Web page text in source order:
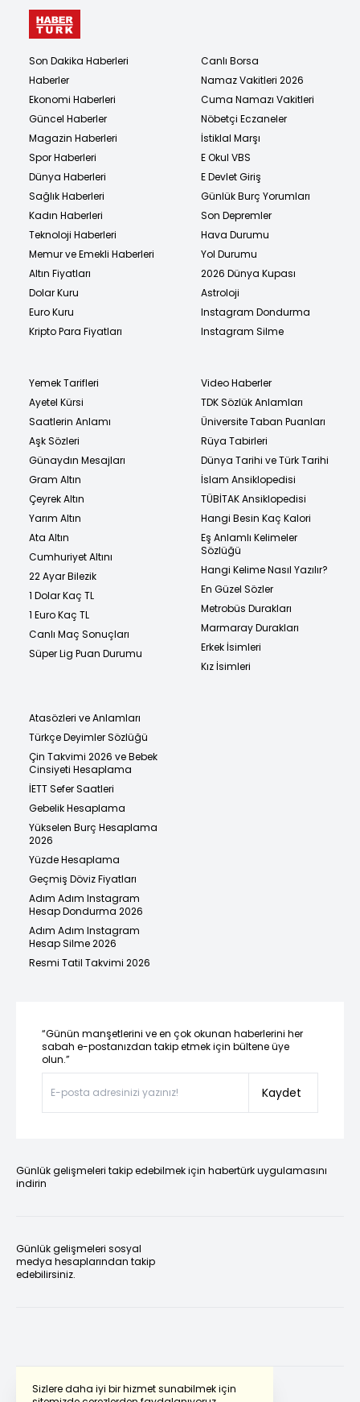
Sizlere daha iyi bir hizmet sunabilmek için
Son Dakika Haberleri
Haberler
Ekonomi Haberleri
Güncel Haberler
Magazin Haberleri
Spor Haberleri
Dünya Haberleri
Sağlık Haberleri
Kadın Haberleri
Teknoloji Haberleri
Memur ve Emekli Haberleri
Altın Fiyatları
Dolar Kuru
Euro Kuru
Kripto Para Fiyatları
Canlı Borsa
Namaz Vakitleri 2026
Cuma Namazı Vakitleri
Nöbetçi Eczaneler
İstiklal Marşı
E Okul VBS
E Devlet Giriş
Günlük Burç Yorumları
Son Depremler
Hava Durumu
Yol Durumu
2026 Dünya Kupası
Astroloji
Instagram Dondurma
Instagram Silme
Yemek Tarifleri
Ayetel Kürsi
Saatlerin Anlamı
Aşk Sözleri
Günaydın Mesajları
Gram Altın
Çeyrek Altın
Yarım Altın
Ata Altın
Cumhuriyet Altını
22 Ayar Bilezik
1 Dolar Kaç TL
1 Euro Kaç TL
Canlı Maç Sonuçları
Süper Lig Puan Durumu
Video Haberler
TDK Sözlük Anlamları
Üniversite Taban Puanları
Rüya Tabirleri
Dünya Tarihi ve Türk Tarihi
İslam Ansiklopedisi
TÜBİTAK Ansiklopedisi
Hangi Besin Kaç Kalori
Eş Anlamlı Kelimeler
Sözlüğü
Hangi Kelime Nasıl Yazılır?
En Güzel Sözler
Metrobüs Durakları
Marmaray Durakları
Erkek İsimleri
Kız İsimleri
Atasözleri ve Anlamları
Türkçe Deyimler Sözlüğü
Çin Takvimi 2026 ve Bebek
Cinsiyeti Hesaplama
İETT Sefer Saatleri
Gebelik Hesaplama
Yükselen Burç Hesaplama
2026
Yüzde Hesaplama
Geçmiş Döviz Fiyatları
Adım Adım Instagram
Hesap Dondurma 2026
Adım Adım Instagram
Hesap Silme 2026
Resmi Tatil Takvimi 2026
“Günün manşetlerini ve en çok okunan haberlerini her
sabah e-postanızdan takip etmek için bültene üye
olun.”
Kaydet
Günlük gelişmeleri takip edebilmek için habertürk uygulamasını
indirin
Günlük gelişmeleri sosyal
medya hesaplarından takip
edebilirsiniz.